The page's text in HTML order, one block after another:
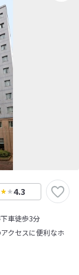
4.3
車徒歩3分
クセスに便利なホ